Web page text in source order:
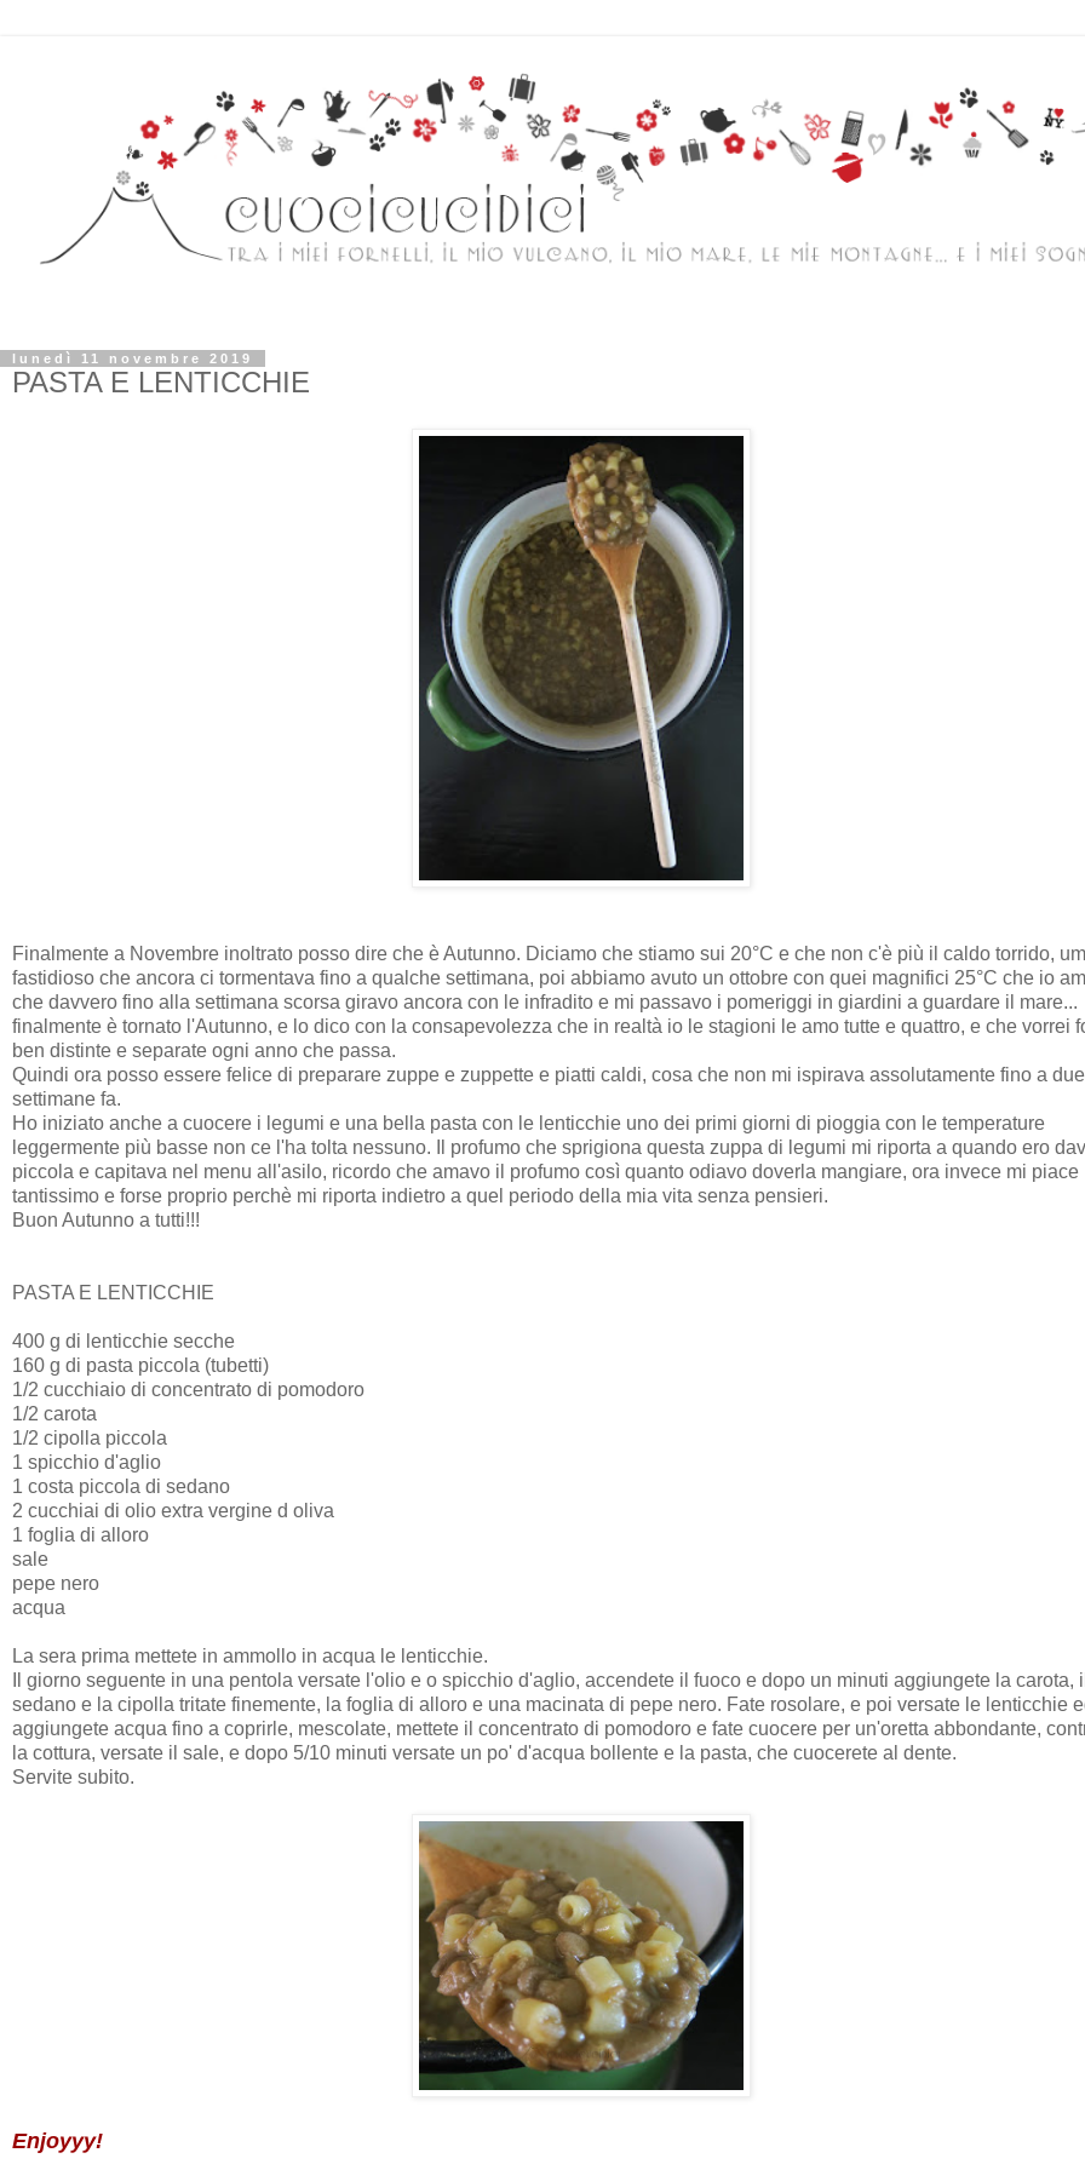
lunedì 11 novembre 2019
PASTA E LENTICCHIE
Finalmente a Novembre inoltrato posso dire che è Autunno. Diciamo che stiamo sui 20°C e che non c'è più il caldo torrido,
fastidioso che ancora ci tormentava fino a qualche settimana, poi abbiamo avuto un ottobre con quei magnifici 25°C che io
che davvero fino alla settimana scorsa giravo ancora con le infradito e mi passavo i pomeriggi in giardini a guardare il mare...
finalmente è tornato l'Autunno, e lo dico con la consapevolezza che in realtà io le stagioni le amo tutte e quattro, e che vorrei
ben distinte e separate ogni anno che passa.
Quindi ora posso essere felice di preparare zuppe e zuppette e piatti caldi, cosa che non mi ispirava assolutamente fino a due
settimane fa.
Ho iniziato anche a cuocere i legumi e una bella pasta con le lenticchie uno dei primi giorni di pioggia con le temperature
leggermente più basse non ce l'ha tolta nessuno. Il profumo che sprigiona questa zuppa di legumi mi riporta a quando ero
piccola e capitava nel menu all'asilo, ricordo che amavo il profumo così quanto odiavo doverla mangiare, ora invece mi piace
tantissimo e forse proprio perchè mi riporta indietro a quel periodo della mia vita senza pensieri.
Buon Autunno a tutti!!!
PASTA E LENTICCHIE
400 g di lenticchie secche
160 g di pasta piccola (tubetti)
1/2 cucchiaio di concentrato di pomodoro
1/2 carota
1/2 cipolla piccola
1 spicchio d'aglio
1 costa piccola di sedano
2 cucchiai di olio extra vergine d oliva
1 foglia di alloro
sale
pepe nero
acqua
La sera prima mettete in ammollo in acqua le lenticchie.
Il giorno seguente in una pentola versate l'olio e o spicchio d'aglio, accendete il fuoco e dopo un minuti aggiungete la carota, il
sedano e la cipolla tritate finemente, la foglia di alloro e una macinata di pepe nero. Fate rosolare, e poi versate le lenticchie
aggiungete acqua fino a coprirle, mescolate, mettete il concentrato di pomodoro e fate cuocere per un'oretta abbondante,
la cottura, versate il sale, e dopo 5/10 minuti versate un po' d'acqua bollente e la pasta, che cuocerete al dente.
Servite subito.
Enjoyyy!